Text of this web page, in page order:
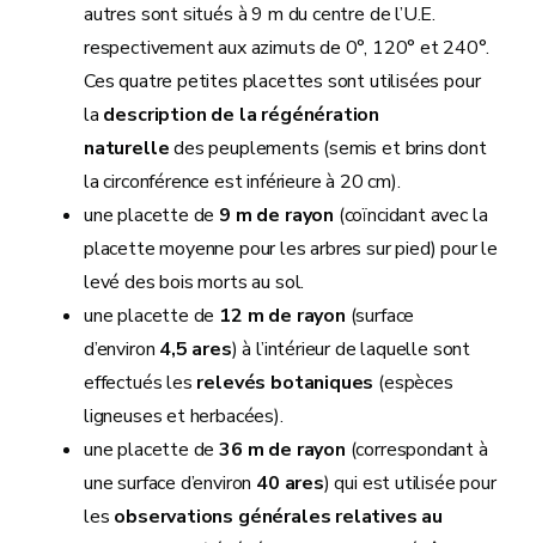
autres sont situés à 9 m du centre de l’U.E.
respectivement aux azimuts de 0°, 120° et 240°.
Ces quatre petites placettes sont utilisées pour
la description de la régénération
naturelledes peuplements (semis et brins dont
la circonférence est inférieure à 20 cm).
une placette de 9 m de rayon (coïncidant avec la
placette moyenne pour les arbres sur pied) pour le
levé des bois morts au sol.
une placette de 12 m de rayon (surface
d’environ 4,5 ares) à l’intérieur de laquelle sont
effectués les relevés botaniques (espèces
ligneuses et herbacées).
une placette de36 m de rayon (correspondant à
une surface d’environ 40 ares) qui est utilisée pour
les observations générales relatives au